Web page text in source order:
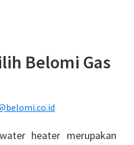
Belomi Gas
heater merupakan